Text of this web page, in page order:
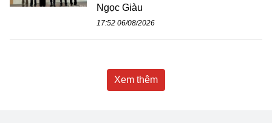
Ngọc Giàu
17:52 06/08/2026
Xem thêm